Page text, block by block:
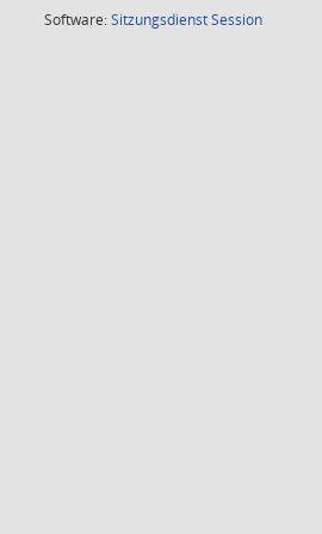
Software:SitzungsdienstSession(Wird in